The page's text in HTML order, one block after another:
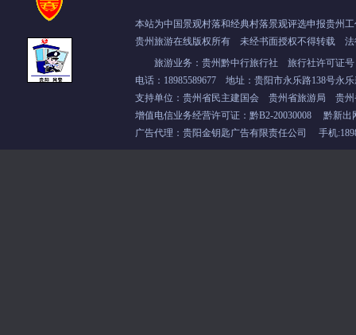
本站为中国景观村落和经典村落景观评选申报贵州
贵州旅游在线版权所有 未经书面授权不得转载
旅游业务：贵州黔中行旅行社 旅行社许可证
电话：18985589677 地址：贵阳市永乐路138号永
支持单位： 贵州省民主建国会 贵州省旅游局 贵
增值电信业务经营许可证： 黔B2-20030008
黔新出
广告代理：贵阳金钥匙广告有限责任公司 手机